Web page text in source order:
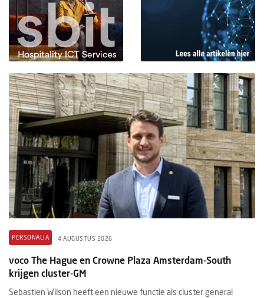
PERSONALIA 4 AUGUSTUS 2026
voco The Hague en Crowne Plaza Amsterdam-South
krijgen cluster-GM
Sebastien Wilson heeft een nieuwe functie als cluster general